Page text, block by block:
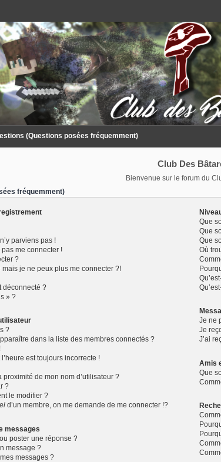
(Questions posées fréquemment)
Club Des
Bienvenue sur le forum du
fréquemment)
parviens pas !
me connecter !
?
je ne peux plus me connecter ?!
déconnecté ?
» ?
?
dans la liste des membres connectés ?
est toujours incorrecte !
de mon nom d’utilisateur ?
?
le modifier ?
d’un membre, on me demande de me connecter !?
messages
poster une réponse ?
message ?
messages ?
Que
Que
Que
Où
Je ne
Je
J’ai
Amis
Que